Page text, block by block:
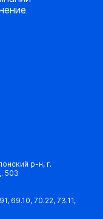
р-н, г.
503
69.10, 70.22, 73.11,